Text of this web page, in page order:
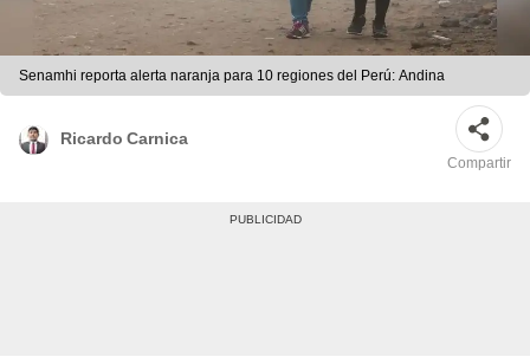
Senamhi reporta alerta naranja para 10 regiones del Perú: Andina
Ricardo Carnica
Compartir